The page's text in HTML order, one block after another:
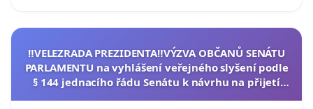
‼️VELEZRADA PREZIDENTA‼️VÝZVA OBČANŮ SENÁTU
PARLAMENTU na vyhlášení veřejného slyšení podle
§ 144 jednacího řádu Senátu k návrhu na přijetí